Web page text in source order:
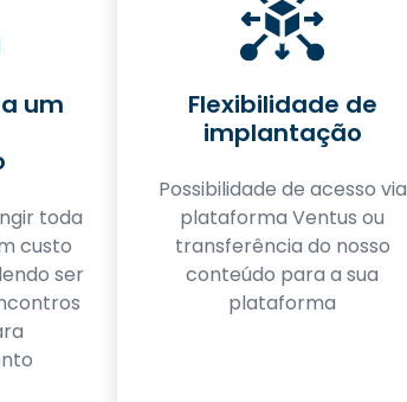
um
toda
custo
ser
Flexibilidade de
implantação
Possibilidade de acesso via
plataforma Ventus ou
transferência do nosso
conteúdo para a sua
plataforma